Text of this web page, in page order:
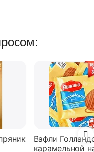
Голландские с
начинкой